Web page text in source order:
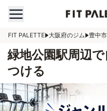
FIT PALETTE 大阪府のジム 豊中
緑地公園駅周辺
つける